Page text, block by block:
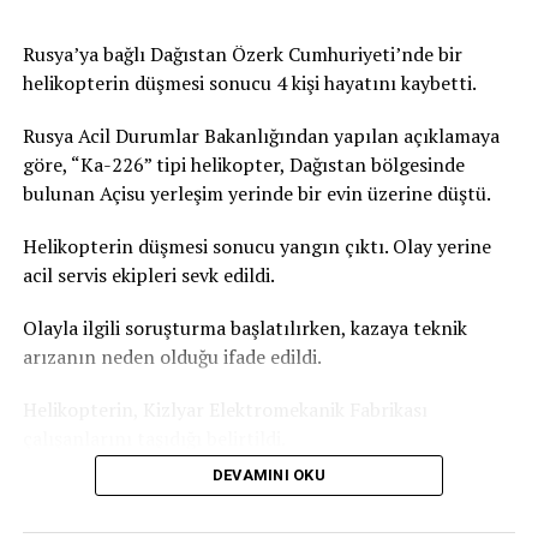
kente yakın çevresindeki cenaze salonlarında da
yoğunluk yaşandığını kaydetti. Fransa’daki acil sağlık
gün aşırı sıcaklardan etkilendiği değerlendirilen 109 kişi
yaşamını yitirmişti. Bu sayının yalnızca ev ve kamusal
alanda hayatını kaybedenleri kapsadığı bildirilmişti.
Türkiye’de de yeni haftada aşırı sıcak hava dalgası etkili
olacak. İstanbul’da hava sıcaklığının yarın 31 dereceye,
basınında yer alan haberlere göre Akdeniz Bölgesi
genelinde gölgede hissedilen sıcaklık 36-39 derece.
Rusya’ya bağlı Dağıstan Özerk Cumhuriyeti’nde bir
helikopterin düşmesi sonucu 4 kişi hayatını kaybetti.
Rusya Acil Durumlar Bakanlığından yapılan açıklamaya
göre, “Ka-226” tipi helikopter, Dağıstan bölgesinde
bulunan Açisu yerleşim yerinde bir evin üzerine düştü.
Helikopterin düşmesi sonucu yangın çıktı. Olay yerine
acil servis ekipleri sevk edildi.
Olayla ilgili soruşturma başlatılırken, kazaya teknik
arızanın neden olduğu ifade edildi.
Dağıstan Özerk Cumhuriyeti Başkanı Sergey Melikov,
DEVAMINI OKU